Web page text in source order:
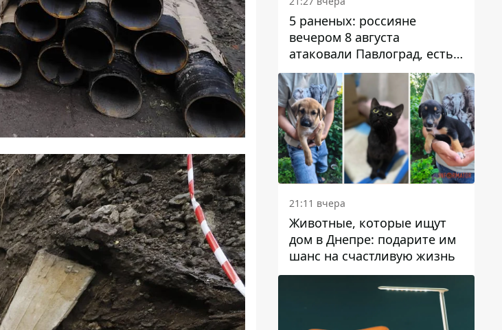
5 раненых: россияне
вечером 8 августа
атаковали Павлоград, есть
возгорание
21:11 вчера
Животные, которые ищут
дом в Днепре: подарите им
шанс на счастливую жизнь